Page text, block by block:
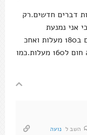
דברים חדשים.רק
אני נמנעת
מסוכר.אני בדרכ נותנת לסלמון מכת חום ב180 מעלות ואחכ
עוטפת בנייר אלומיניום(ואפיה) ומורידה חום ל160 מעלות.כמו
השב ל נועה